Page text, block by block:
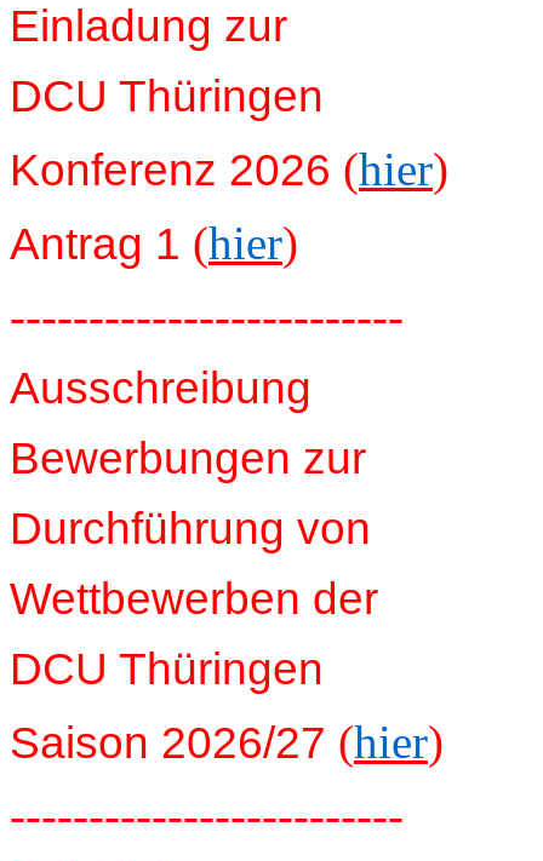
Einladung zur
DCU Thüringen
Konferenz 2026 (hier)
Antrag 1 (hier)
-------------------------
Ausschreibung
Bewerbungen zur
Durchführung von
Wettbewerben der
DCU Thüringen
Saison 2026/27 (hier)
-------------------------